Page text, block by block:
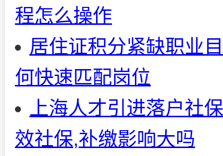
程怎么操作
居住证积分紧缺职业
何快速匹配岗位
上海人才引进落户社
效社保,补缴影响大吗